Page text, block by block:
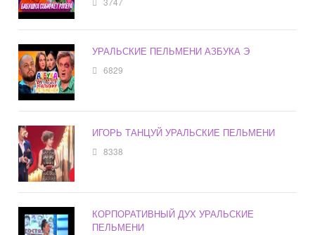
УРАЛЬСКИЕ ПЕЛЬМЕНИ АЗБУКА Э
6829
ИГОРЬ ТАНЦУЙ УРАЛЬСКИЕ ПЕЛЬМЕНИ
8338
КОРПОРАТИВНЫЙ ДУХ УРАЛЬСКИЕ
ПЕЛЬМЕНИ